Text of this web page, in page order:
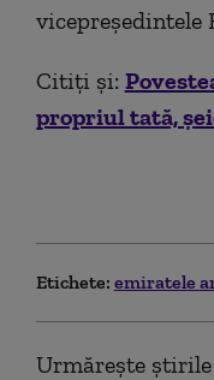
vicepreședintele
Citiți și:
propriul tată,
Etichete: emiratele
Urmărește